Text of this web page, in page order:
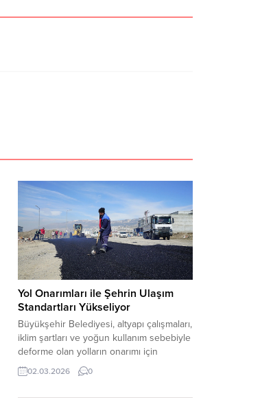
Yol Onarımları ile Şehrin Ulaşım
Standartları Yükseliyor
Büyükşehir Belediyesi, altyapı çalışmaları,
iklim şartları ve yoğun kullanım sebebiyle
deforme olan yolların onarımı için
koordineli şekilde sıcak asfalt yama
çalışmalarını yoğun bir şekilde
02.03.2026 0